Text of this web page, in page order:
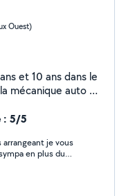
Ouest)
et 10 ans dans le
sérieuses dans le métier stephane merci
: 5/5
je vous
en plus du